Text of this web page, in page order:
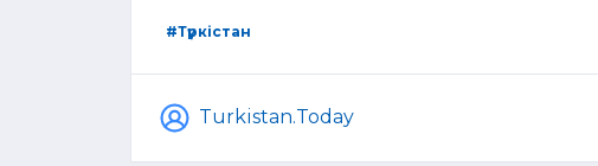
#Түркістан
Turkistan.Today